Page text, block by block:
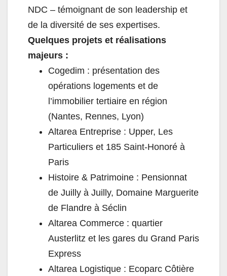
NDC – témoignant de son leadership et
de la diversité de ses expertises.
Quelques projets et réalisations
majeurs :
Cogedim : présentation des
opérations logements et de
l’immobilier tertiaire en région
(Nantes, Rennes, Lyon)
Altarea Entreprise : Upper, Les
Particuliers et 185 Saint-Honoré à
Paris
Histoire & Patrimoine : Pensionnat
de Juilly à Juilly, Domaine Marguerite
de Flandre à Séclin
Altarea Commerce : quartier
Austerlitz et les gares du Grand Paris
Express
Altarea Logistique : Ecoparc Côtière